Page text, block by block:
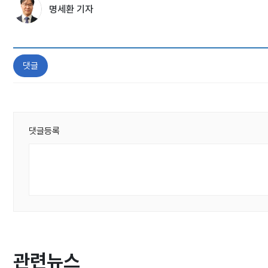
명세환 기자
댓글
댓글등록
관련뉴스